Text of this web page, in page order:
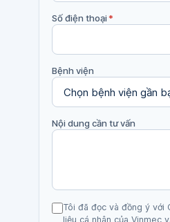
Số điện thoại*
Bệnh viện
Nội dung cần tư vấn
Tôi đã đọc và đồng ý với
liệu cá nhân của Vinmec